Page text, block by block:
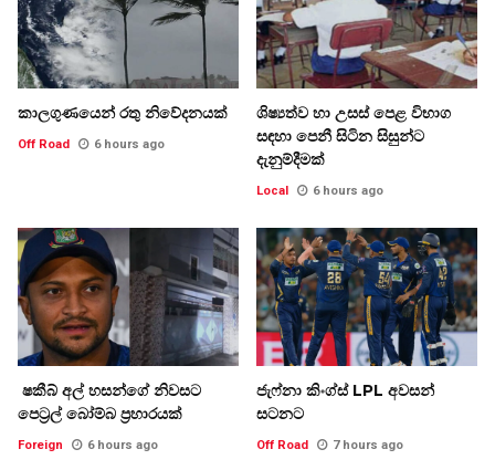
කාලගුණයෙන් රතු නිවේදනයක්
Off Road 6 hours ago
ශිෂ්‍යත්ව හා උසස් පෙළ විභාග
සඳහා පෙනී සිටින සිසුන්ට
දැනුම්දීමක්
Local 6 hours ago
ෂකීබ් අල් හසන්ගේ නිවසට
පෙට්‍රල් බෝම්බ ප්‍රහාරයක්
Foreign 6 hours ago
ජැෆ්නා කිංග්ස් LPL අවසන්
සටනට
Off Road 7 hours ago